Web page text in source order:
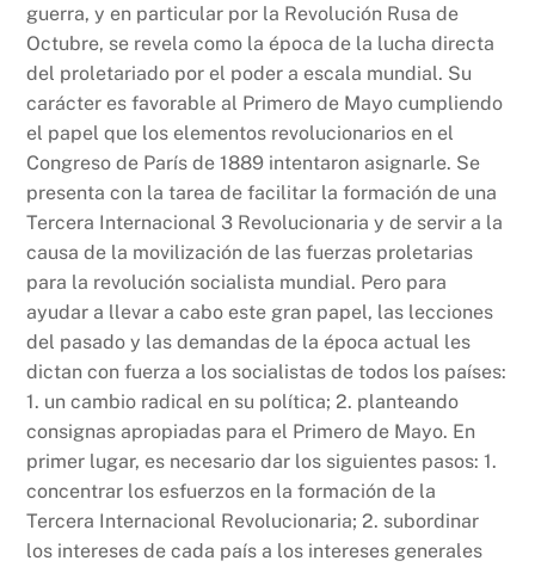
guerra, y en particular por la Revolución Rusa de
Octubre, se revela como la época de la lucha directa
del proletariado por el poder a escala mundial. Su
carácter es favorable al Primero de Mayo cumpliendo
el papel que los elementos revolucionarios en el
Congreso de París de 1889 intentaron asignarle. Se
presenta con la tarea de facilitar la formación de una
Tercera Internacional 3 Revolucionaria y de servir a la
causa de la movilización de las fuerzas proletarias
para la revolución socialista mundial. Pero para
ayudar a llevar a cabo este gran papel, las lecciones
del pasado y las demandas de la época actual les
dictan con fuerza a los socialistas de todos los países:
1. un cambio radical en su política; 2. planteando
consignas apropiadas para el Primero de Mayo. En
primer lugar, es necesario dar los siguientes pasos: 1.
concentrar los esfuerzos en la formación de la
Tercera Internacional Revolucionaria; 2. subordinar
los intereses de cada país a los intereses generales